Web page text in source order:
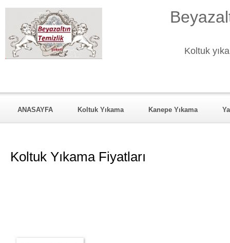
Koltuk
ANASAYFA Koltuk Yıkama Kanepe Yıkama
Koltuk Yıkama Fiyatları